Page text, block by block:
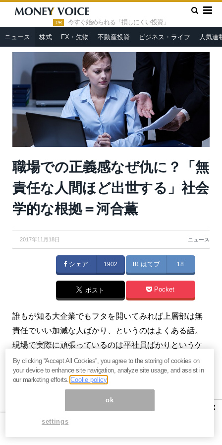
PR 今すぐ始められる「損しにくい投資」
ニュース 株式 FX・先物 不動産投資 ビジネス・ライフ 人気連
HOME » ニュース »
職場での正義感なぜ仇に？「無責任な人間
ほど出世する」社会学的な根拠＝河合薫
職場での正義感なぜ仇に？「無
責任な人間ほど出世する」社会
学的な根拠＝河合薫
2017年11月18日 ニュース
シェア 1902 はてブ 18
ポスト Pocket
誰もが知る大企業でもフタを開いてみれば上層部は無
責任でいい加減な人ばかり、というのはよくある話。
現場で実際に頑張っているのは平社員ばかりというケ
ースは意外と多いのではないでしょうか。メルマガ
『デキる男は尻がイイ－河合薫の『社会の窓』』の著
者で、米国育ちの元ANA国際線CA、元お天気キャスタ
ーという異例のキャリアを持つ健康社会学者の河合薫
さんが、大手日本企業の中間管理職に関する興味深い
×
By clicking “Accept All Cookies”, you agree to the storing of cookies on
your device to enhance site navigation, analyze site usage, and assist in
our marketing efforts.Coolie policy
ok
settings